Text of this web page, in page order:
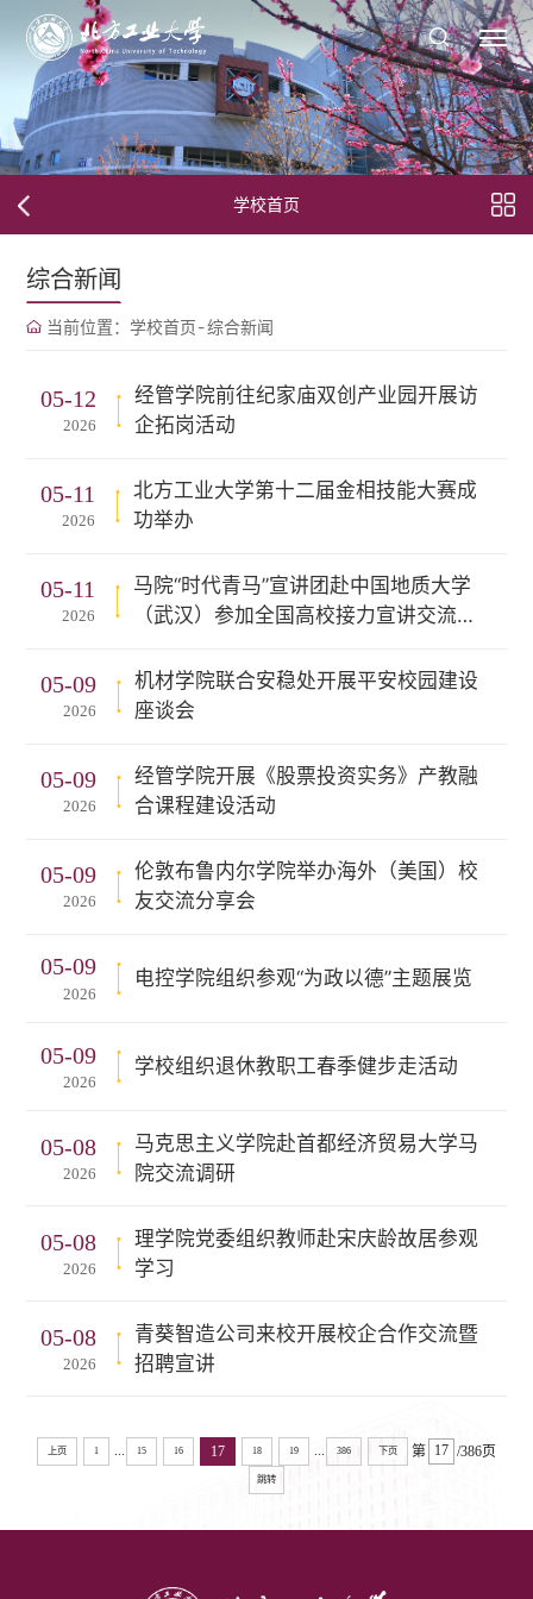
学校首页
综合新闻
当前位置： 学校首页-综合新闻
05-12
2026
经管学院前往纪家庙双创产业园开展访
企拓岗活动
05-11
2026
北方工业大学第十二届金相技能大赛成
功举办
05-11
2026
马院“时代青马”宣讲团赴中国地质大学
（武汉）参加全国高校接力宣讲交流活
05-09
2026
机材学院联合安稳处开展平安校园建设
座谈会
05-09
2026
经管学院开展《股票投资实务》产教融
合课程建设活动
05-09
2026
伦敦布鲁内尔学院举办海外（美国）校
友交流分享会
05-09
2026
电控学院组织参观“为政以德”主题展览
05-09
2026
学校组织退休教职工春季健步走活动
05-08
2026
马克思主义学院赴首都经济贸易大学马
院交流调研
05-08
2026
理学院党委组织教师赴宋庆龄故居参观
学习
05-08
2026
青葵智造公司来校开展校企合作交流暨
招聘宣讲
上页 1 15 16 17 18 19 386 下页 第 /386页
跳转